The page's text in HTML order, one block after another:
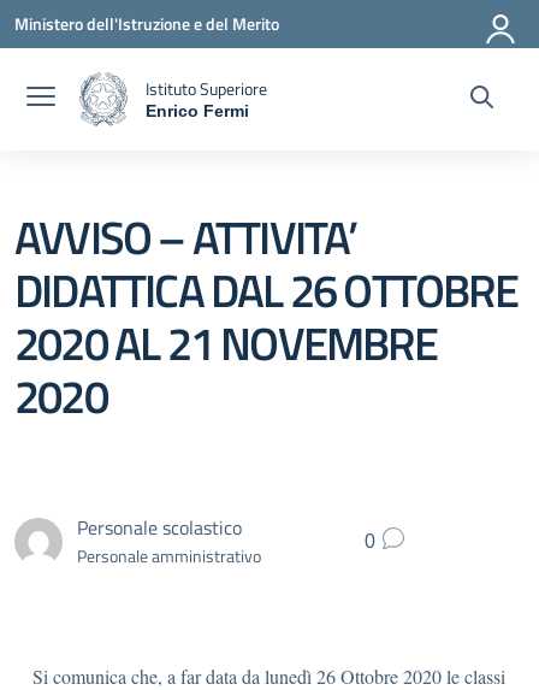
Ministero dell'Istruzione e del Merito
Istituto Superiore
Enrico Fermi
AVVISO – ATTIVITA’
DIDATTICA DAL 26 OTTOBRE
2020 AL 21 NOVEMBRE
2020
Personale scolastico
Personale amministrativo
0
Si comunica che, a far data da lunedì 26 Ottobre 2020 le classi